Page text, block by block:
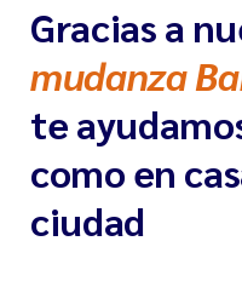
Gracias a
mudanza
te
como en
ciudad